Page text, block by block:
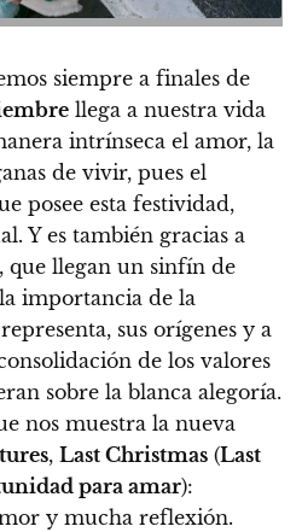
siempre a finales de
llega a nuestra vida
intrínseca el amor, la
de vivir, pues el
posee esta festividad,
Y es también gracias a
que llegan un sinfín de
importancia de la
sus orígenes y a
de los valores
sobre la blanca alegoría.
nos muestra la nueva
, Last Christmas (Last
para amar):
y mucha reflexión.